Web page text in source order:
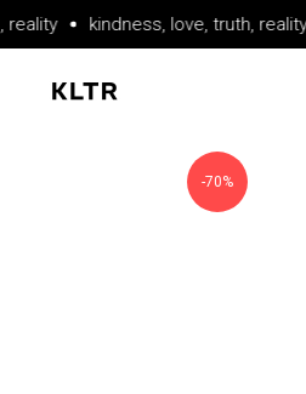
reality kindness, love, truth, reality
-70%